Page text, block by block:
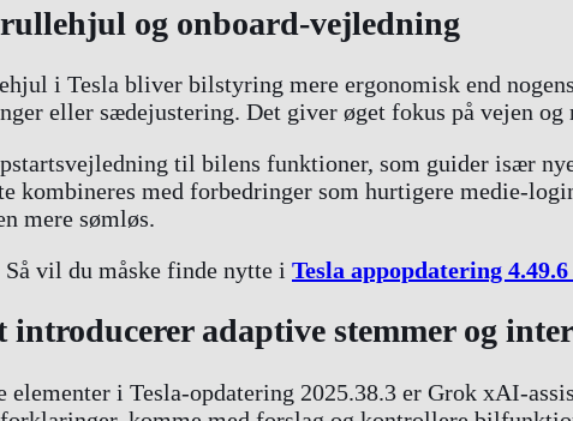
og onboard-vejledning
i Tesla bliver bilstyring mere ergonomisk end
eller sædejustering. Det giver øget fokus på vejen
til bilens funktioner, som guider især
kombineres med forbedringer som hurtigere medie-
mere sømløs.
vil du måske finde nytte i Tesla appopdatering
introducerer adaptive stemmer og
elementer i Tesla-opdatering 2025.38.3 er Grok xAI-